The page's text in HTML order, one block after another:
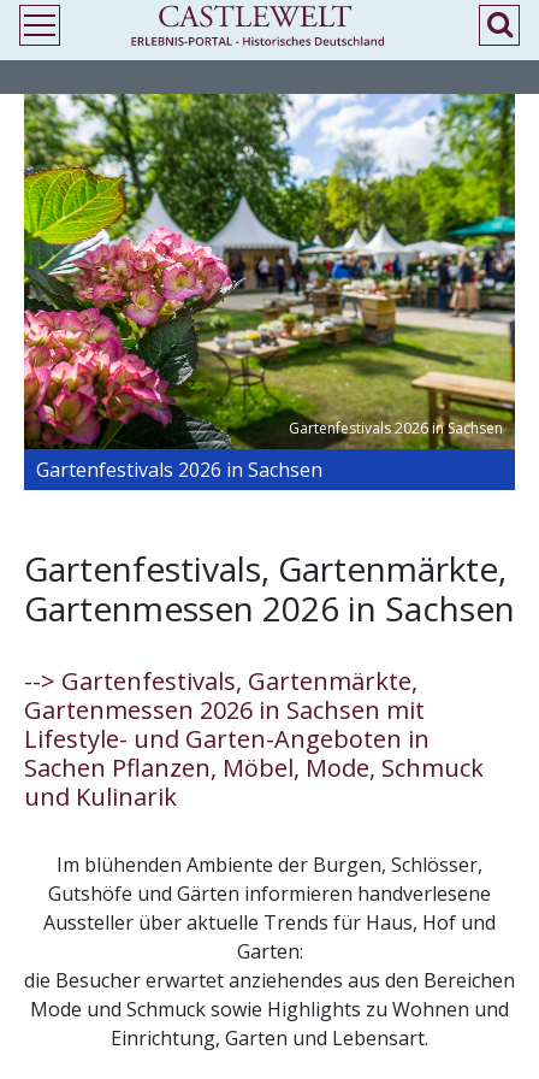
Gartenfestivals 2026 in Sachsen
Gartenfestivals 2026 in Sachsen
Gartenfestivals, Gartenmärkte,
Gartenmessen 2026 in Sachsen
--> Gartenfestivals, Gartenmärkte,
Gartenmessen 2026 in Sachsen mit
Lifestyle- und Garten-Angeboten in
Sachen Pflanzen, Möbel, Mode, Schmuck
und Kulinarik
Im blühenden Ambiente der Burgen, Schlösser,
Gutshöfe und Gärten informieren handverlesene
Aussteller über aktuelle Trends für Haus, Hof und
Garten:
die Besucher erwartet anziehendes aus den Bereichen
Mode und Schmuck sowie Highlights zu Wohnen und
Einrichtung, Garten und Lebensart.